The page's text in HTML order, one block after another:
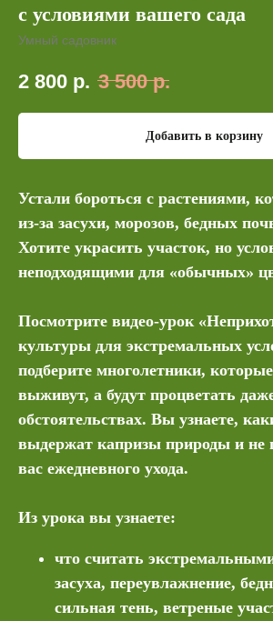
с условиями вашего сада
Умный садовник
2 800 р. 3 500 р.
Добавить в корзину
Устали бороться с растениями,
из‑за засухи, морозов, бедных
Хотите украсить участок, но
неподходящими для «обычных»
Посмотрите видео‑урок
культуры для экстремальных
подберите многолетники,
выживут, а будут процветать
обстоятельствах. Вы узнаете,
выдержат капризы природы и не
вас ежедневного ухода.
Из урока вы узнаете:
что считать
засуха, переувлажнение,
сильная тень, ветреные